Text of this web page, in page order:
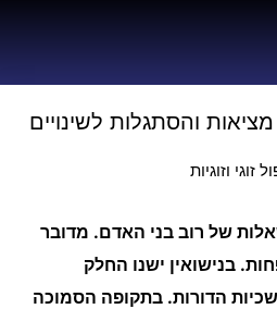
והסתגלות לשינויים
זוגי וזוגיות
של רוב בני האדם. מדובר
בנישואין ישנו החלק
הדורות. בתקופה הסמוכה